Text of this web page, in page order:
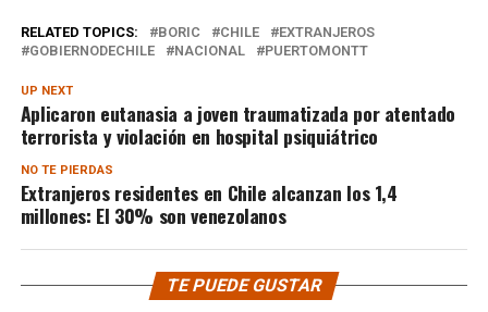
RELATED TOPICS: BORIC CHILE
EXTRANJEROS
GOBIERNODECHILE
NACIONAL PUERTOMONTT
UP NEXT
Aplicaron eutanasia a joven traumatizada por atentado
terrorista y violación en hospital psiquiátrico
NO TE PIERDAS
Extranjeros residentes en Chile alcanzan los 1,4
millones: El 30% son venezolanos
TE PUEDE GUSTAR